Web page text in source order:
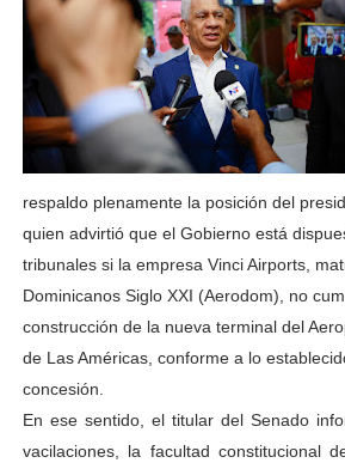
respaldo plenamente la posición del
quien advirtió que el Gobierno está
tribunales si la empresa Vinci Airports,
Dominicanos Siglo XXI (Aerodom), no
construcción de la nueva terminal del
de Las Américas, conforme a lo
concesión.
En ese sentido, el titular del Senado
vacilaciones, la facultad constitucional